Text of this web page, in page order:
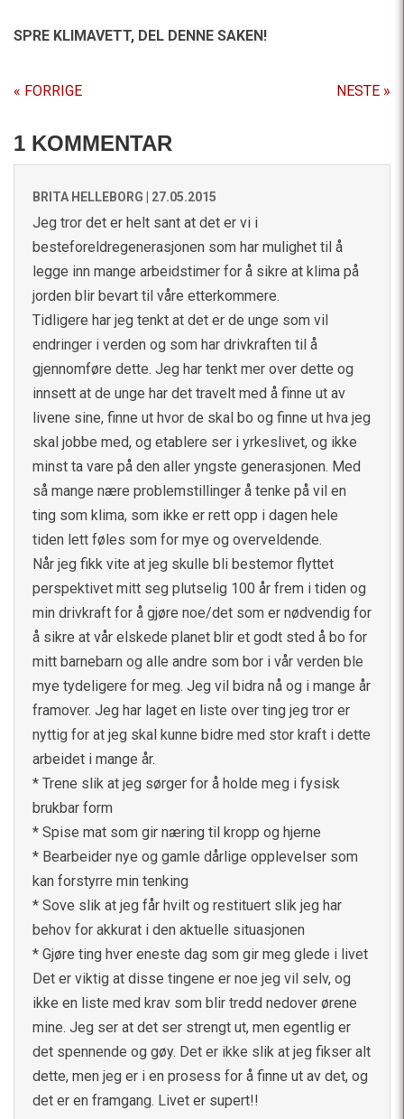
SPRE KLIMAVETT, DEL DENNE SAKEN!
« FORRIGE NESTE »
1 KOMMENTAR
BRITA HELLEBORG | 27.05.2015
Jeg tror det er helt sant at det er vi i
besteforeldregenerasjonen som har mulighet til å
legge inn mange arbeidstimer for å sikre at klima på
jorden blir bevart til våre etterkommere.
Tidligere har jeg tenkt at det er de unge som vil
endringer i verden og som har drivkraften til å
gjennomføre dette. Jeg har tenkt mer over dette og
innsett at de unge har det travelt med å finne ut av
livene sine, finne ut hvor de skal bo og finne ut hva jeg
skal jobbe med, og etablere ser i yrkeslivet, og ikke
minst ta vare på den aller yngste generasjonen. Med
så mange nære problemstillinger å tenke på vil en
ting som klima, som ikke er rett opp i dagen hele
tiden lett føles som for mye og overveldende.
Når jeg fikk vite at jeg skulle bli bestemor flyttet
perspektivet mitt seg plutselig 100 år frem i tiden og
min drivkraft for å gjøre noe/det som er nødvendig for
å sikre at vår elskede planet blir et godt sted å bo for
mitt barnebarn og alle andre som bor i vår verden ble
mye tydeligere for meg. Jeg vil bidra nå og i mange år
framover. Jeg har laget en liste over ting jeg tror er
nyttig for at jeg skal kunne bidre med stor kraft i dette
arbeidet i mange år.
* Trene slik at jeg sørger for å holde meg i fysisk
brukbar form
* Spise mat som gir næring til kropp og hjerne
* Bearbeider nye og gamle dårlige opplevelser som
kan forstyrre min tenking
* Sove slik at jeg får hvilt og restituert slik jeg har
behov for akkurat i den aktuelle situasjonen
* Gjøre ting hver eneste dag som gir meg glede i livet
Det er viktig at disse tingene er noe jeg vil selv, og
ikke en liste med krav som blir tredd nedover ørene
mine. Jeg ser at det ser strengt ut, men egentlig er
det spennende og gøy. Det er ikke slik at jeg fikser alt
dette, men jeg er i en prosess for å finne ut av det, og
det er en framgang. Livet er supert!!